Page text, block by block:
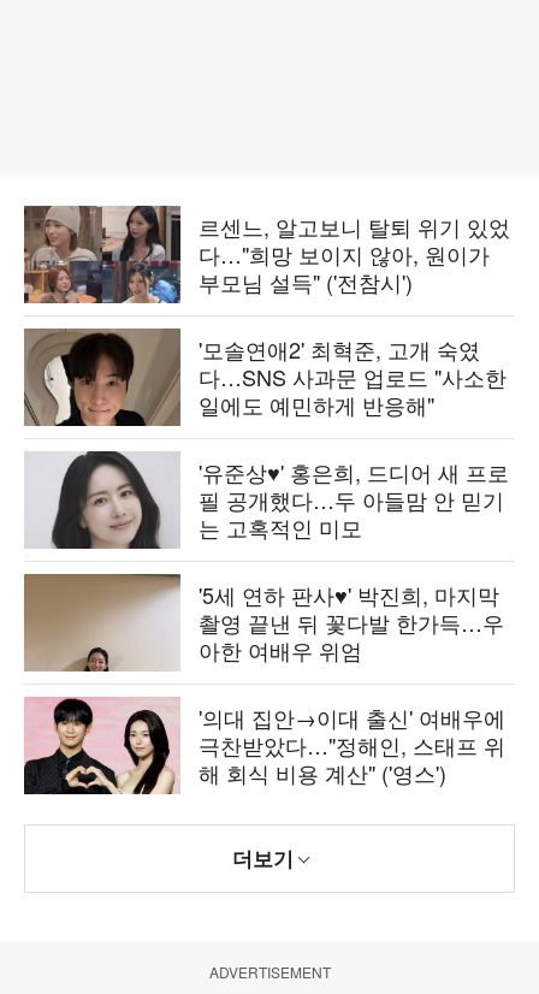
르센느, 알고보니 탈퇴 위기 있었
다…"희망 보이지 않아, 원이가
부모님 설득" ('전참시')
'모솔연애2' 최혁준, 고개 숙였
다…SNS 사과문 업로드 "사소한
일에도 예민하게 반응해"
'유준상♥' 홍은희, 드디어 새 프로
필 공개했다…두 아들맘 안 믿기
는 고혹적인 미모
'5세 연하 판사♥' 박진희, 마지막
촬영 끝낸 뒤 꽃다발 한가득…우
아한 여배우 위엄
'의대 집안→이대 출신' 여배우에
극찬받았다…"정해인, 스태프 위
해 회식 비용 계산" ('영스')
더보기
ADVERTISEMENT